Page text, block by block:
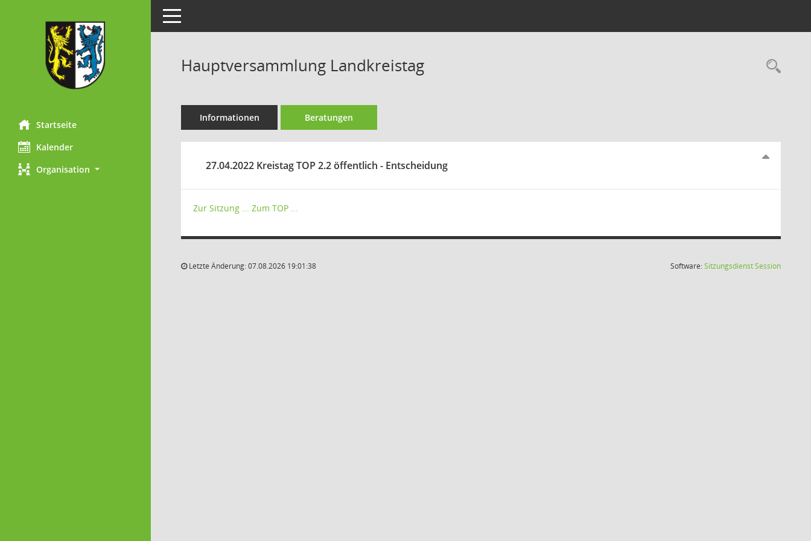
Startseite
Kalender
Organisation
Toggle navigation
Hauptversammlung Landkreistag
Informationen Beratungen
27.04.2022 Kreistag TOP 2.2 öffentlich - Entscheidung
Zur Sitzung ... Zum TOP ...
Letzte Änderung: 07.08.2026 19:01:38 Software:SitzungsdienstSession(Wird in